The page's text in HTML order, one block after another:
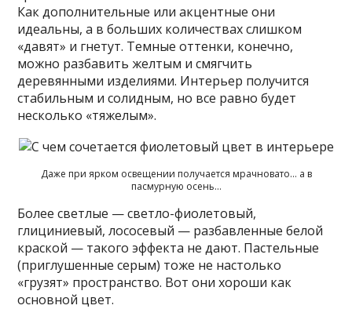
Как дополнительные или акцентные они
идеальны, а в больших количествах слишком
«давят» и гнетут. Темные оттенки, конечно,
можно разбавить желтым и смягчить
деревянными изделиями. Интерьер получится
стабильным и солидным, но все равно будет
несколько «тяжелым».
Даже при ярком освещении получается мрачновато… а в
пасмурную осень…
Более светлые — светло-фиолетовый,
глициниевый, лососевый — разбавленные белой
краской — такого эффекта не дают. Пастельные
(приглушенные серым) тоже не настолько
«грузят» пространство. Вот они хороши как
основной цвет.